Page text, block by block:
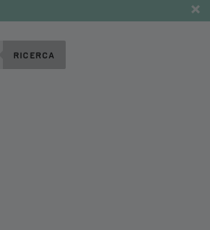
RICERCA